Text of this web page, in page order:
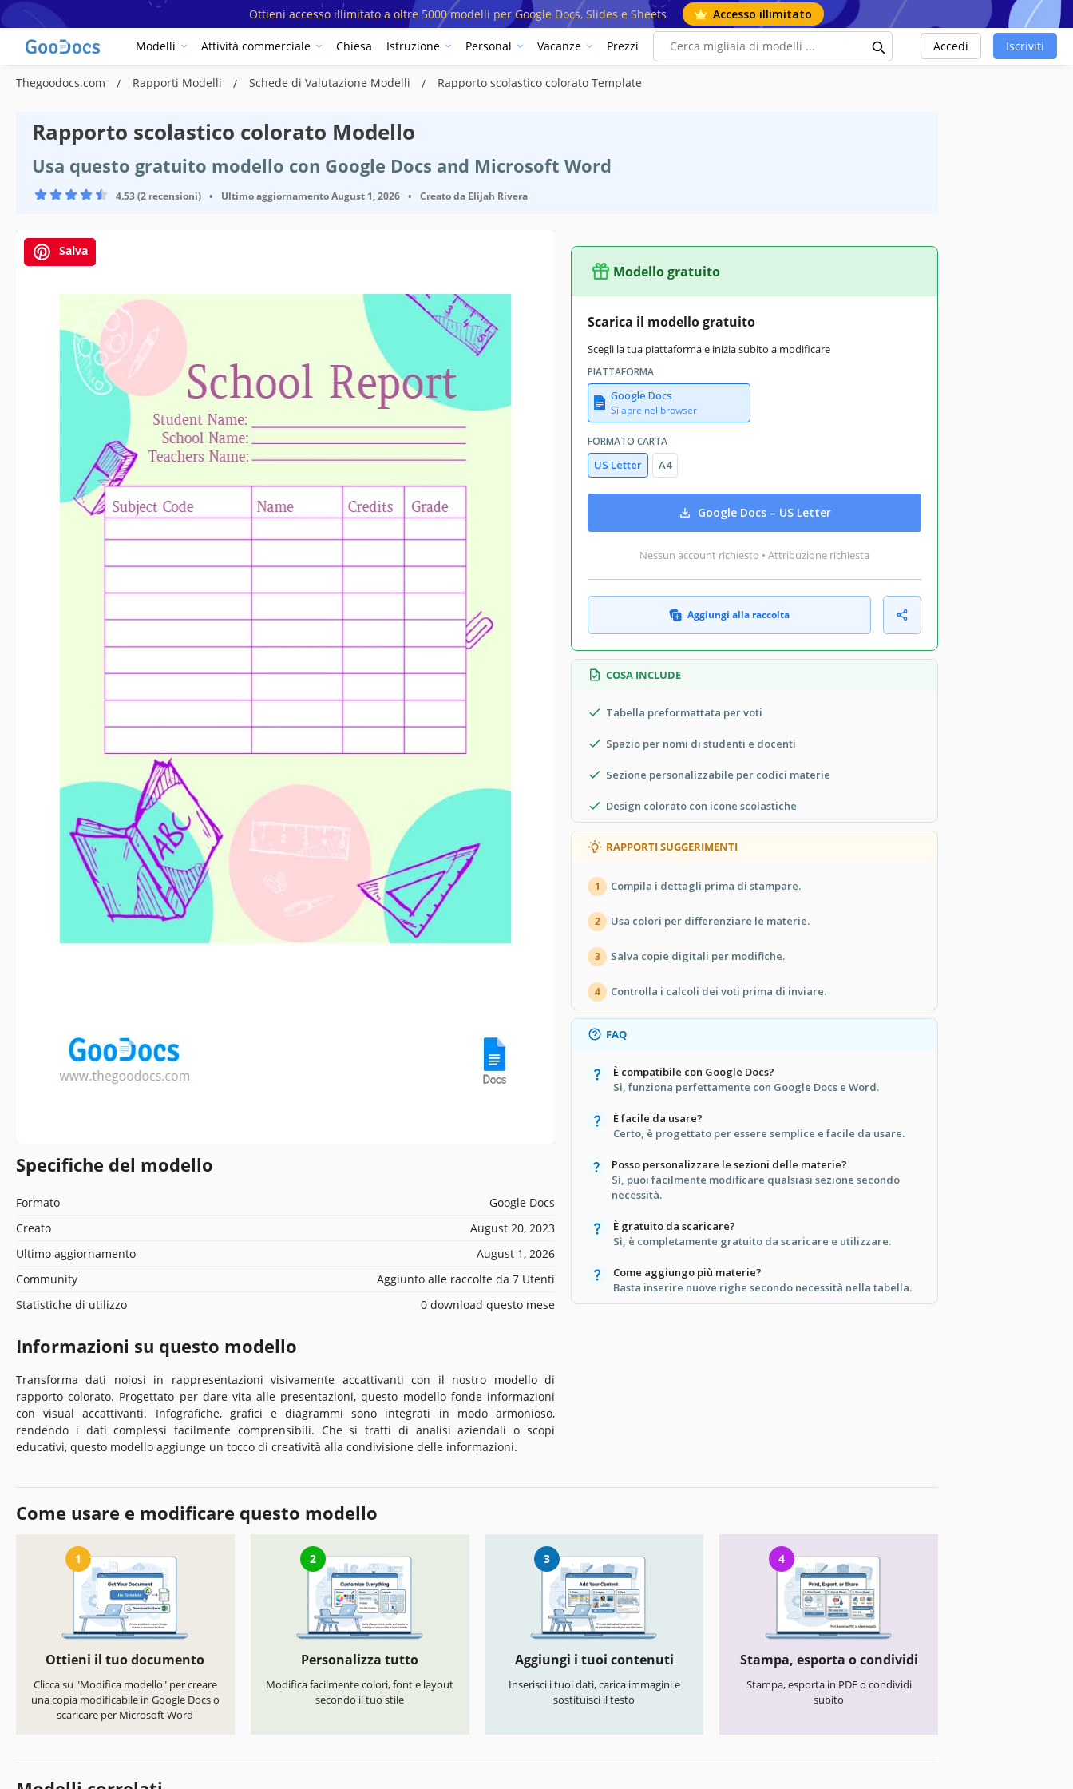
Ottieni accesso illimitato a oltre 5000 modelli per Google Docs, Slides e Sheets Accesso illimitato
Modelli Attività commerciale Chiesa Istruzione Personal Vacanze Prezzi Accedi Iscriviti
Thegoodocs.com Rapporti Modelli Schede di Valutazione Modelli Rapporto scolastico colorato Template
Rapporto scolastico colorato Modello
Usa questo gratuito modello con Google Docs and Microsoft Word
4.53 (2 recensioni) • Ultimo aggiornamentoAugust 1, 2026 • Creato da Elijah Rivera
Salva
Specifiche del modello
Formato
Google Docs
Creato
August 20, 2023
Ultimo aggiornamento
August 1, 2026
Community
Aggiunto alle raccolte da 7 Utenti
Statistiche di utilizzo
0 download questo mese
Informazioni su questo modello
Transforma dati noiosi in rappresentazioni visivamente accattivanti con il nostro modello di
rapporto colorato. Progettato per dare vita alle presentazioni, questo modello fonde informazioni
con visual accattivanti. Infografiche, grafici e diagrammi sono integrati in modo armonioso,
rendendo i dati complessi facilmente comprensibili. Che si tratti di analisi aziendali o scopi
educativi, questo modello aggiunge un tocco di creatività alla condivisione delle informazioni.
Modello gratuito
Scarica il modello gratuito
Scegli la tua piattaforma e inizia subito a modificare
PIATTAFORMA
Google Docs
Si apre nel browser
FORMATO CARTA
US Letter A4
Google Docs – US Letter
Nessun account richiesto • Attribuzione richiesta
Aggiungi alla raccolta
COSA INCLUDE
Tabella preformattata per voti
Spazio per nomi di studenti e docenti
Sezione personalizzabile per codici materie
Design colorato con icone scolastiche
RAPPORTI SUGGERIMENTI
1 Compila i dettagli prima di stampare.
2 Usa colori per differenziare le materie.
3 Salva copie digitali per modifiche.
4 Controlla i calcoli dei voti prima di inviare.
FAQ
È compatibile con Google Docs?
Sì, funziona perfettamente con Google Docs e Word.
È facile da usare?
Certo, è progettato per essere semplice e facile da usare.
Posso personalizzare le sezioni delle materie?
Sì, puoi facilmente modificare qualsiasi sezione secondo
necessità.
È gratuito da scaricare?
Sì, è completamente gratuito da scaricare e utilizzare.
Come aggiungo più materie?
Basta inserire nuove righe secondo necessità nella tabella.
Come usare e modificare questo modello
1
Ottieni il tuo documento
Clicca su "Modifica modello" per creare
una copia modificabile in Google Docs o
scaricare per Microsoft Word
2
Personalizza tutto
Modifica facilmente colori, font e layout
secondo il tuo stile
3
Aggiungi i tuoi contenuti
Inserisci i tuoi dati, carica immagini e
sostituisci il testo
4
Stampa, esporta o condividi
Stampa, esporta in PDF o condividi
subito